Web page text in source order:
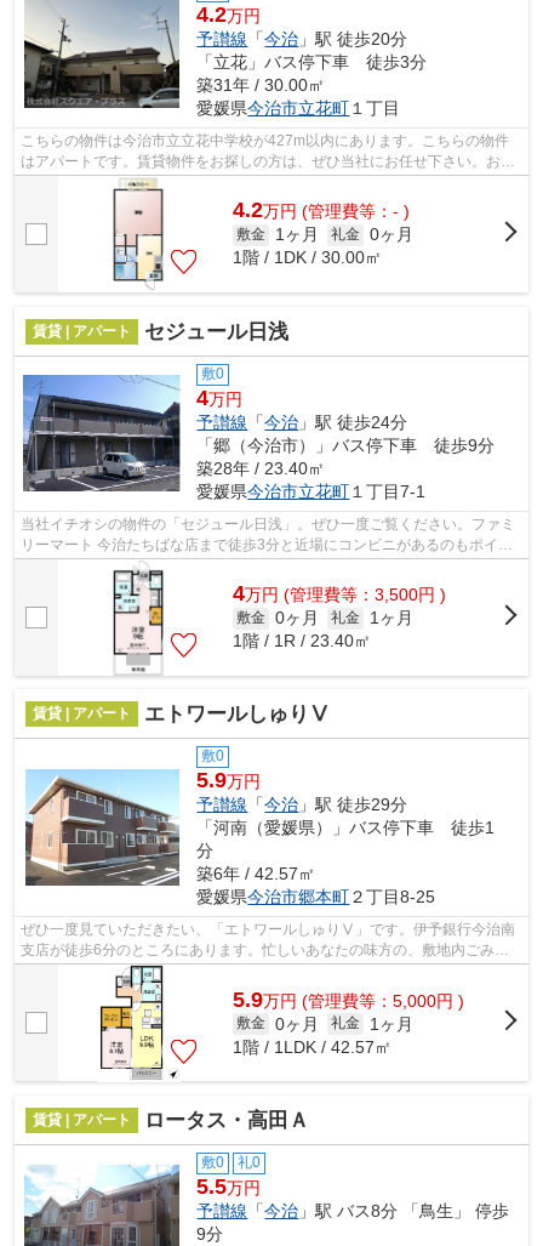
4.2万円
予讃線 「今治 」駅 徒歩20分
「立花」バス停下車 徒歩3分
築31年 / 30.00㎡
愛媛県今治市立花町 １丁目
こちらの物件は今治市立立花中学校が427m以内にあります。こちらの物件
はアパートです。賃貸物件をお探しの方は、ぜひ当社にお任せ下さい。お客
様のご希望に適した物件やニーズに合わ...
4.2万円 (管理費等：- )
敷金 1ヶ月 礼金 0ヶ月
1階 / 1DK / 30.00㎡
賃貸 | アパート セジュール日浅
敷0
4万円
予讃線 「今治 」駅 徒歩24分
「郷（今治市）」バス停下車 徒歩9分
築28年 / 23.40㎡
愛媛県今治市立花町 １丁目7-1
当社イチオシの物件の「セジュール日浅」。ぜひ一度ご覧ください。ファミ
リーマート 今治たちばな店まで徒歩3分と近場にコンビニがあるのもポイン
ト。こちらの物件はアパートです。こ...
4万円 (管理費等：3,500円 )
敷金 0ヶ月 礼金
1ヶ月
1階 / 1R / 23.40㎡
賃貸 | アパート エトワールしゅりⅤ
敷0
5.9万円
予讃線 「今治 」駅 徒歩29分
「河南（愛媛県）」バス停下車 徒歩1
分
築6年 / 42.57㎡
愛媛県今治市郷本町２丁目8-25
ぜひ一度見ていただきたい、「エトワールしゅりⅤ」です。伊予銀行今治南
支店が徒歩6分のところにあります。忙しいあなたの味方の、敷地内ごみ置
き場つきの物件です。こちらの物件はア...
5.9万円 (管理費等：5,000円 )
敷金 0ヶ月 礼金
1ヶ月
1階 / 1LDK / 42.57㎡
賃貸 | アパート ロータス・高田Ａ
敷0 礼0
5.5万円
予讃線 「今治 」駅 バス8分 「鳥生」 停歩
9分